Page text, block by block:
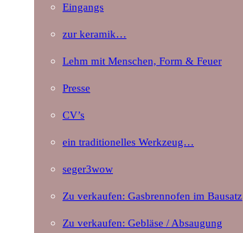
Eingangs
zur keramik…
Lehm mit Menschen, Form & Feuer
Presse
CV’s
ein traditionelles Werkzeug…
seger3wow
Zu verkaufen: Gasbrennofen im Bausatz
Zu verkaufen: Gebläse / Absaugung